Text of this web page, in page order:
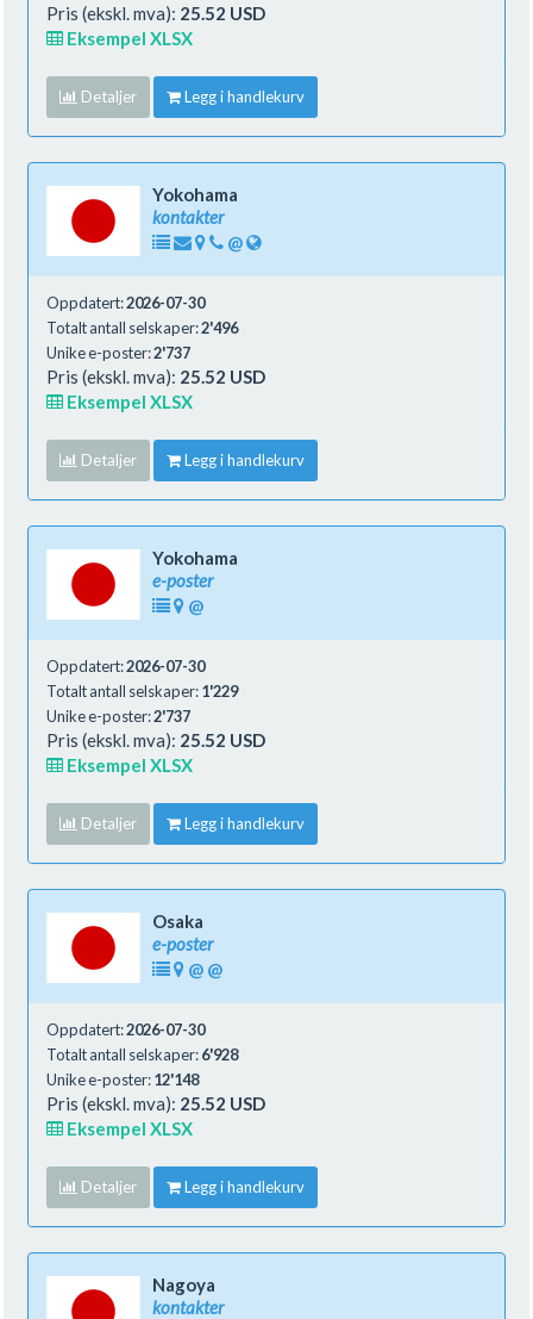
Pris (ekskl. mva): 25.52 USD
Eksempel XLSX
Detaljer Legg i handlekurv
Yokohama
kontakter
@
Oppdatert:2026-07-30
Totalt antall selskaper:2'496
Unike e-poster:2'737
Pris (ekskl. mva): 25.52 USD
Eksempel XLSX
Detaljer Legg i handlekurv
Yokohama
e-poster
@
Oppdatert:2026-07-30
Totalt antall selskaper:1'229
Unike e-poster:2'737
Pris (ekskl. mva): 25.52 USD
Eksempel XLSX
Detaljer Legg i handlekurv
Osaka
e-poster
@ @
Oppdatert:2026-07-30
Totalt antall selskaper:6'928
Unike e-poster:12'148
Pris (ekskl. mva): 25.52 USD
Eksempel XLSX
Detaljer Legg i handlekurv
Nagoya
kontakter